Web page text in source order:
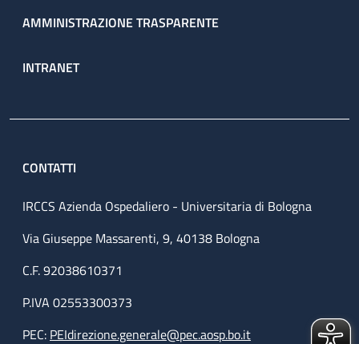
AMMINISTRAZIONE TRASPARENTE
INTRANET
CONTATTI
IRCCS Azienda Ospedaliero - Universitaria di Bologna
Via Giuseppe Massarenti, 9, 40138 Bologna
C.F. 92038610371
P.IVA 02553300373
PEC: PEIdirezione.generale@pec.aosp.bo.it